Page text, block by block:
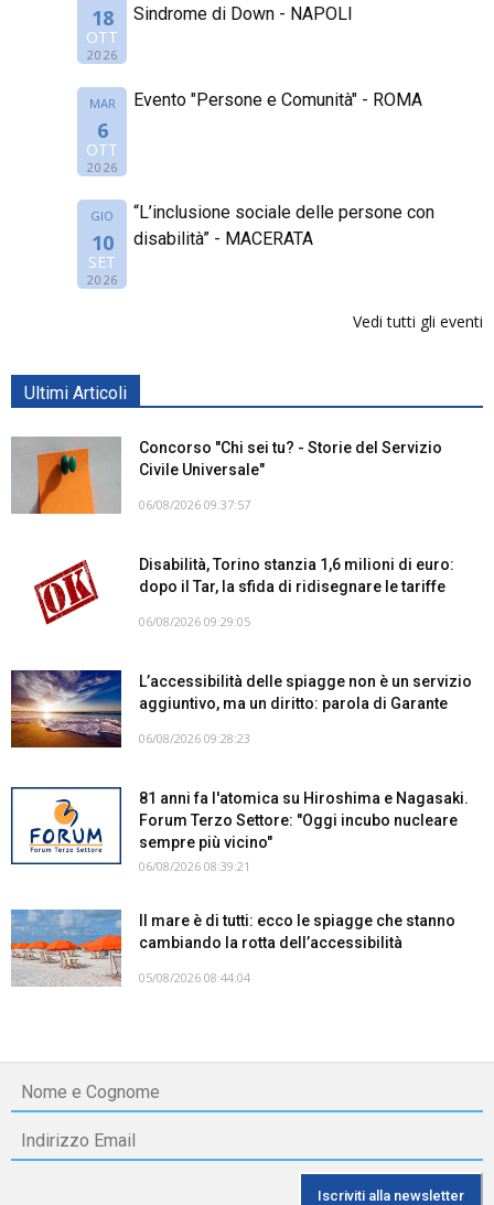
18
OTT
2026
Sindrome di Down - NAPOLI
MAR
6
OTT
2026
Evento "Persone e Comunità" - ROMA
GIO
10
SET
2026
“L’inclusione sociale delle persone con
disabilità” - MACERATA
Vedi tutti gli eventi
Ultimi Articoli
Concorso "Chi sei tu? - Storie del Servizio
Civile Universale"
06/08/2026 09:37:57
Disabilità, Torino stanzia 1,6 milioni di euro:
dopo il Tar, la sfida di ridisegnare le tariffe
06/08/2026 09:29:05
L’accessibilità delle spiagge non è un servizio
aggiuntivo, ma un diritto: parola di Garante
06/08/2026 09:28:23
81 anni fa l'atomica su Hiroshima e Nagasaki.
Forum Terzo Settore: "Oggi incubo nucleare
sempre più vicino"
06/08/2026 08:39:21
Il mare è di tutti: ecco le spiagge che stanno
cambiando la rotta dell’accessibilità
05/08/2026 08:44:04